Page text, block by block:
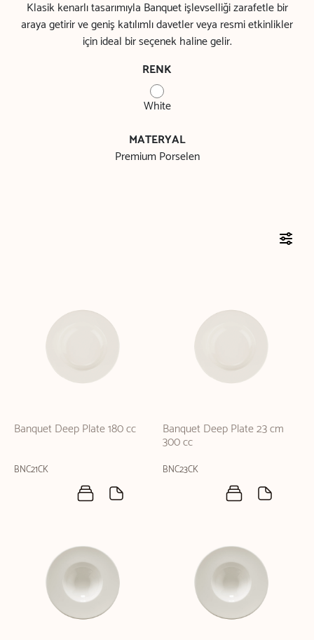
Klasik kenarlı tasarımıyla Banquet işlevselliği zarafetle bir
araya getirir ve geniş katılımlı davetler veya resmi etkinlikler
için ideal bir seçenek haline gelir.
RENK
White
MATERYAL
Premium Porselen
Banquet Deep Plate 180 cc
BNC21CK
Banquet Deep Plate 23 cm
300 cc
BNC23CK